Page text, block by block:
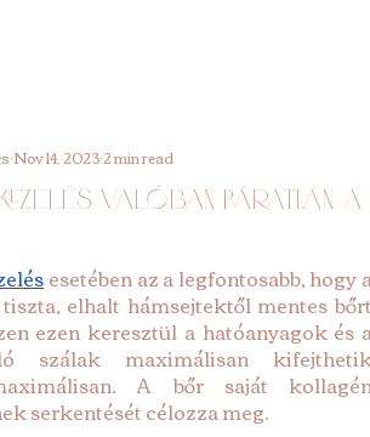
valóban páratlan a
Nov 14, 20232 min read
esetében az a legfontosabb, hogy
elhalt hámsejtektől mentes
ezen keresztül a hatóanyagok és
szálak maximálisan
A bőr saját
serkentését célozza meg.